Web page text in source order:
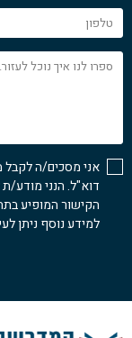
טלפון
ספרו
לנו
אני מסכים/ה לקבל
דוא"ל. הנני מודע/
הקישור המופיע
למידע נוסף ניתן